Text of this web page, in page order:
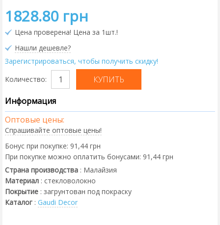
1828.80 грн
Цена проверена! Цена за 1шт.!
Нашли дешевле?
Зарегистрироваться, чтобы получить скидку!
Количество:
Информация
Оптовые цены:
Спрашивайте оптовые цены!
Бонус при покупке: 91,44 грн
При покупке можно оплатить бонусами: 91,44 грн
Страна производства : Малайзия
Материал : стекловолокно
Покрытие : загрунтован под покраску
Каталог : Gaudi Decor